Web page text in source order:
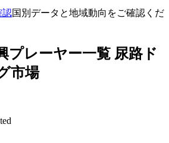
認国別データと地域動向をご確認くだ
プレーヤー一覧 尿路ド
市場